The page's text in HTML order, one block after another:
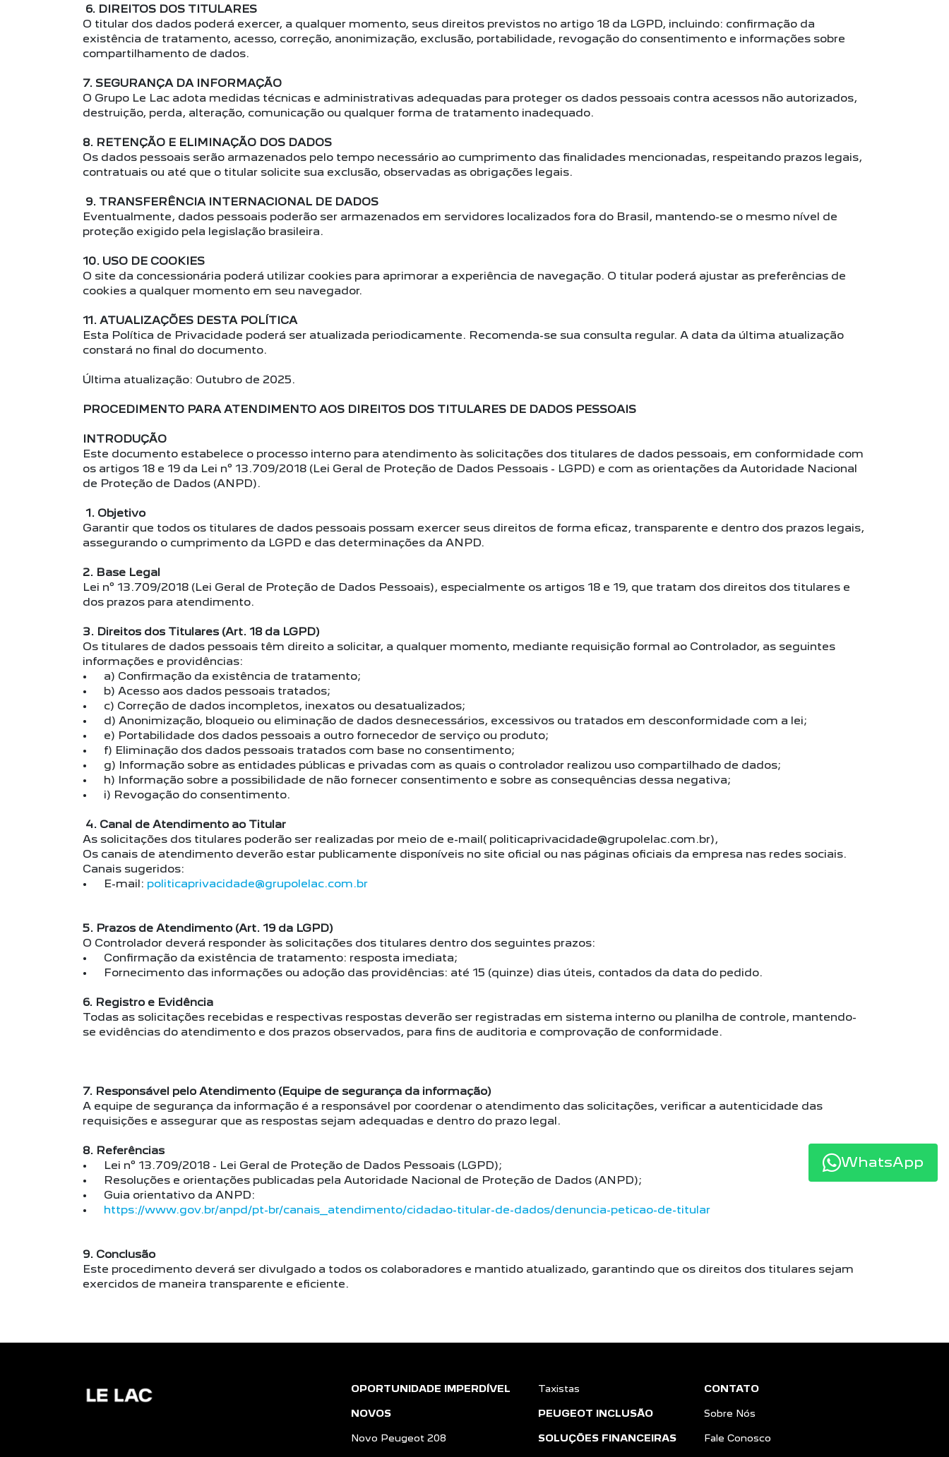
6. DIREITOS DOS TITULARES
O titular dos dados poderá exercer, a qualquer momento, seus direitos previstos no artigo 18 da LGPD, incluindo: confirmação da
existência de tratamento, acesso, correção, anonimização, exclusão, portabilidade, revogação do consentimento e informações sobre
compartilhamento de dados.
7. SEGURANÇA DA INFORMAÇÃO
O Grupo Le Lac adota medidas técnicas e administrativas adequadas para proteger os dados pessoais contra acessos não autorizados,
destruição, perda, alteração, comunicação ou qualquer forma de tratamento inadequado.
8. RETENÇÃO E ELIMINAÇÃO DOS DADOS
Os dados pessoais serão armazenados pelo tempo necessário ao cumprimento das finalidades mencionadas, respeitando prazos legais,
contratuais ou até que o titular solicite sua exclusão, observadas as obrigações legais.
9. TRANSFERÊNCIA INTERNACIONAL DE DADOS
Eventualmente, dados pessoais poderão ser armazenados em servidores localizados fora do Brasil, mantendo-se o mesmo nível de
proteção exigido pela legislação brasileira.
10. USO DE COOKIES
O site da concessionária poderá utilizar cookies para aprimorar a experiência de navegação. O titular poderá ajustar as preferências de
cookies a qualquer momento em seu navegador.
11. ATUALIZAÇÕES DESTA POLÍTICA
Esta Política de Privacidade poderá ser atualizada periodicamente. Recomenda-se sua consulta regular. A data da última atualização
constará no final do documento.
Última atualização: Outubro de 2025.
PROCEDIMENTO PARA ATENDIMENTO AOS DIREITOS DOS TITULARES DE DADOS PESSOAIS
INTRODUÇÃO
Este documento estabelece o processo interno para atendimento às solicitações dos titulares de dados pessoais, em conformidade com
os artigos 18 e 19 da Lei nº 13.709/2018 (Lei Geral de Proteção de Dados Pessoais - LGPD) e com as orientações da Autoridade Nacional
de Proteção de Dados (ANPD).
1. Objetivo
Garantir que todos os titulares de dados pessoais possam exercer seus direitos de forma eficaz, transparente e dentro dos prazos legais,
assegurando o cumprimento da LGPD e das determinações da ANPD.
2. Base Legal
Lei nº 13.709/2018 (Lei Geral de Proteção de Dados Pessoais), especialmente os artigos 18 e 19, que tratam dos direitos dos titulares e
dos prazos para atendimento.
3. Direitos dos Titulares (Art. 18 da LGPD)
Os titulares de dados pessoais têm direito a solicitar, a qualquer momento, mediante requisição formal ao Controlador, as seguintes
informações e providências:
• a) Confirmação da existência de tratamento;
• b) Acesso aos dados pessoais tratados;
• c) Correção de dados incompletos, inexatos ou desatualizados;
• d) Anonimização, bloqueio ou eliminação de dados desnecessários, excessivos ou tratados em desconformidade com a lei;
• e) Portabilidade dos dados pessoais a outro fornecedor de serviço ou produto;
• f) Eliminação dos dados pessoais tratados com base no consentimento;
• g) Informação sobre as entidades públicas e privadas com as quais o controlador realizou uso compartilhado de dados;
• h) Informação sobre a possibilidade de não fornecer consentimento e sobre as consequências dessa negativa;
• i) Revogação do consentimento.
4. Canal de Atendimento ao Titular
As solicitações dos titulares poderão ser realizadas por meio de e-mail( politicaprivacidade@grupolelac.com.br),
Os canais de atendimento deverão estar publicamente disponíveis no site oficial ou nas páginas oficiais da empresa nas redes sociais.
Canais sugeridos:
• E-mail: politicaprivacidade@grupolelac.com.br
5. Prazos de Atendimento (Art. 19 da LGPD)
O Controlador deverá responder às solicitações dos titulares dentro dos seguintes prazos:
• Confirmação da existência de tratamento: resposta imediata;
• Fornecimento das informações ou adoção das providências: até 15 (quinze) dias úteis, contados da data do pedido.
6. Registro e Evidência
Todas as solicitações recebidas e respectivas respostas deverão ser registradas em sistema interno ou planilha de controle, mantendo-
se evidências do atendimento e dos prazos observados, para fins de auditoria e comprovação de conformidade.
7. Responsável pelo Atendimento (Equipe de segurança da informação)
A equipe de segurança da informação é a responsável por coordenar o atendimento das solicitações, verificar a autenticidade das
requisições e assegurar que as respostas sejam adequadas e dentro do prazo legal.
8. Referências
• Lei nº 13.709/2018 - Lei Geral de Proteção de Dados Pessoais (LGPD);
• Resoluções e orientações publicadas pela Autoridade Nacional de Proteção de Dados (ANPD);
• Guia orientativo da ANPD:
• https://www.gov.br/anpd/pt-br/canais_atendimento/cidadao-titular-de-dados/denuncia-peticao-de-titular
9. Conclusão
Este procedimento deverá ser divulgado a todos os colaboradores e mantido atualizado, garantindo que os direitos dos titulares sejam
exercidos de maneira transparente e eficiente.
OPORTUNIDADE IMPERDÍVEL
NOVOS
Novo Peugeot 208
Taxistas
PEUGEOT INCLUSÃO
SOLUÇÕES FINANCEIRAS
CONTATO
Sobre Nós
Fale Conosco
WhatsApp